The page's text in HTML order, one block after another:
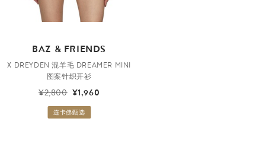
BAZ & FRIENDS
X DREYDEN 混羊毛 DREAMER MINI
图案针织开衫
¥2,800 ¥1,960
连卡佛甄选